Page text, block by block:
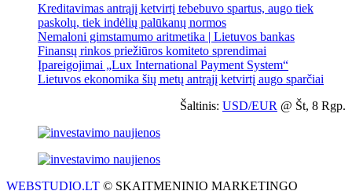
Kreditavimas antrąjį ketvirtį tebebuvo spartus, augo tiek
paskolų, tiek indėlių palūkanų normos
Nemaloni gimstamumo aritmetika | Lietuvos bankas
Finansų rinkos priežiūros komiteto sprendimai
Įpareigojimai „Lux International Payment System“
Lietuvos ekonomika šių metų antrąjį ketvirtį augo sparčiai
Šaltinis: USD/EUR @ Št, 8 Rgp.
WEBSTUDIO.LT © SKAITMENINIO MARKETINGO